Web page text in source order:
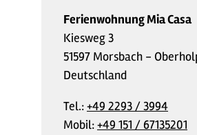
Ferienwohnung Mia Casa
Kiesweg 3
51597 Morsbach -
Deutschland
Tel.:+49 2293 / 3994
Mobil:+49 151 / 67135201